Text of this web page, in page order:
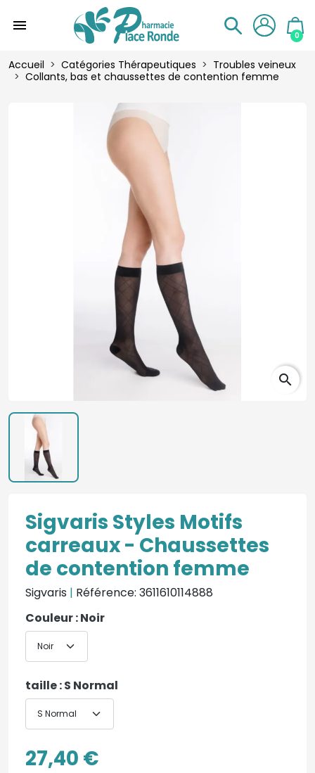
menu
0
Accueil Catégories Thérapeutiques
Troubles veineux
Collants, bas et chaussettes de contention femme
search
Sigvaris Styles Motifs
carreaux - Chaussettes
de contention femme
Sigvaris | Référence: 3611610114888
Couleur : Noir
taille : S Normal
27,40 €